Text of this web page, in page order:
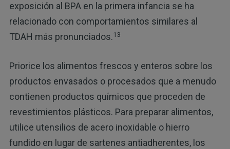
exposición al BPA en la primera infancia se ha
relacionado con comportamientos similares al
TDAH más pronunciados.13
Priorice los alimentos frescos y enteros sobre los
productos envasados o procesados que a menudo
contienen productos químicos que proceden de
revestimientos plásticos. Para preparar alimentos,
utilice utensilios de acero inoxidable o hierro
fundido en lugar de sartenes antiadherentes, los